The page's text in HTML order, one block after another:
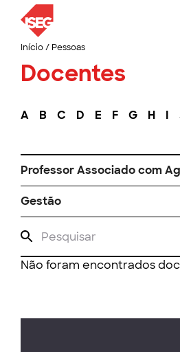
Início/ Pessoas
Docentes
A B C D E F G H I
Professor Associado com
Gestão
Não foram encontrados